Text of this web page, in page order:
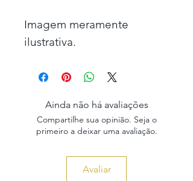
Imagem meramente
ilustrativa.
Ainda não há avaliações
Compartilhe sua opinião. Seja o
primeiro a deixar uma avaliação.
Avaliar